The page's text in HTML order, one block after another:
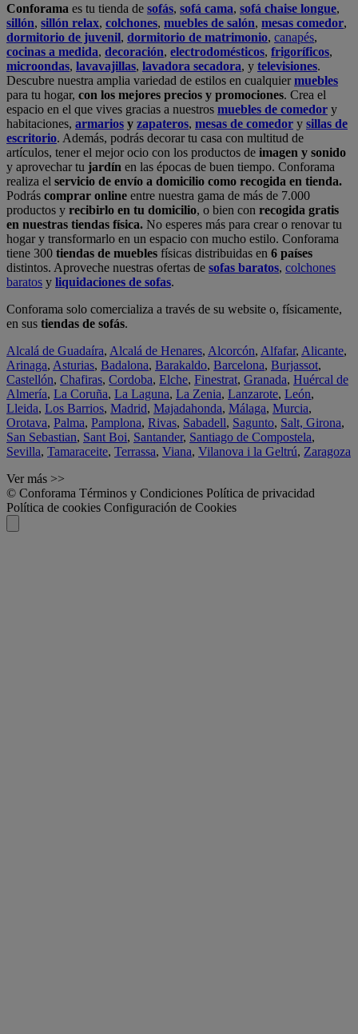
Conforama es tu tienda de sofás, sofá cama, sofá chaise longue,
sillón, sillón relax, colchones, muebles de salón, mesas comedor,
dormitorio de juvenil, dormitorio de matrimonio, canapés,
cocinas a medida, decoración, electrodomésticos, frigoríficos,
microondas, lavavajillas, lavadora secadora, y televisiones.
Descubre nuestra amplia variedad de estilos en cualquiermuebles
para tu hogar, con los mejores precios y promociones. Crea el
espacio en el que vives gracias a nuestros muebles de comedor y
habitaciones, armarios y zapateros, mesas de comedor y sillas de
escritorio. Además, podrás decorar tu casa con multitud de
artículos, tener el mejor ocio con los productos de imagen y sonido
y aprovechar tu jardín en las épocas de buen tiempo. Conforama
realiza el servicio de envío a domicilio como recogida en tienda.
Podrás comprar online entre nuestra gama de más de 7.000
productos y recibirlo en tu domicilio, o bien con recogida gratis
en nuestras tiendas física. No esperes más para crear o renovar tu
hogar y transformarlo en un espacio con mucho estilo. Conforama
tiene 300 tiendas de muebles físicas distribuidas en 6 países
distintos. Aproveche nuestras ofertas de sofas baratos, colchones
baratos y liquidaciones de sofas.
Conforama solo comercializa a través de su website o, físicamente,
en sus tiendas de sofás.
Alcalá de Guadaíra, Alcalá de Henares, Alcorcón, Alfafar, Alicante,
Arinaga, Asturias, Badalona, Barakaldo, Barcelona, Burjassot,
Castellón, Chafiras, Cordoba, Elche, Finestrat, Granada, Huércal de
Almería, La Coruña, La Laguna, La Zenia, Lanzarote, León,
Lleida, Los Barrios, Madrid, Majadahonda, Málaga, Murcia,
Orotava, Palma, Pamplona, Rivas, Sabadell, Sagunto, Salt, Girona,
San Sebastian, Sant Boi, Santander, Santiago de Compostela,
Sevilla, Tamaraceite, Terrassa, Viana, Vilanova i la Geltrú, Zaragoza
Ver más >>
© Conforama Términos y Condiciones Política de privacidad
Política de cookies Configuración de Cookies